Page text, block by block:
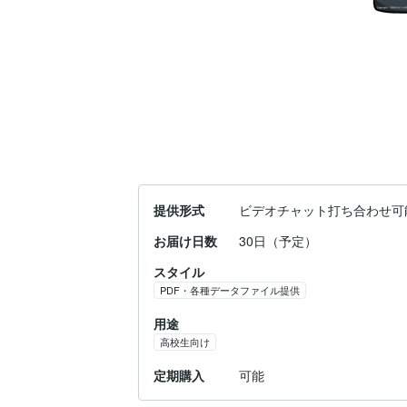
提供形式
ビデオチャット打ち合わせ
お届け日数
30日（予定）
スタイル
PDF・各種データファイル提供
用途
高校生向け
定期購入 可能